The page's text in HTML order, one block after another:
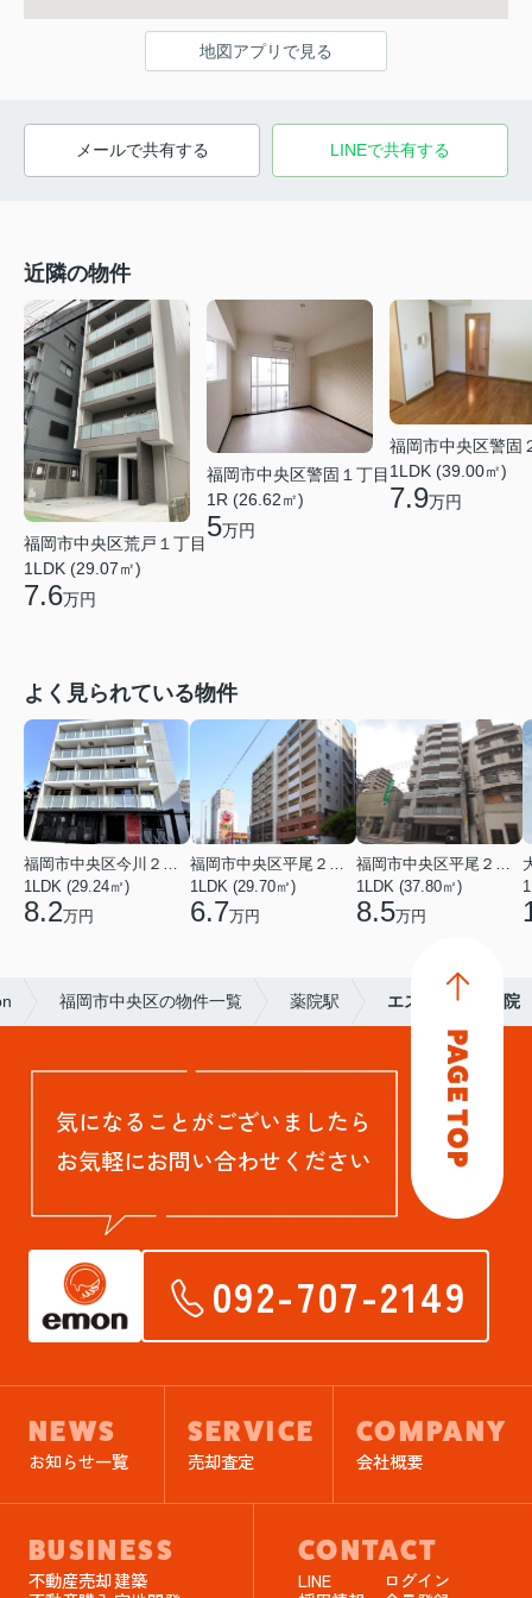
地図アプリで見る
メールで共有する LINEで共有する
近隣の物件
福岡市中央区荒戸１丁目
1LDK (29.07㎡)
7.6万円
福岡市中央区警固１丁目
1R (26.62㎡)
5万円
福岡市中央区警固
1LDK (39.00㎡)
7.9万円
よく見られている物件
1LDK (29.24㎡)
8.2万円
1LDK (29.70㎡)
6.7万円
1LDK (37.80㎡)
8.5万円
福岡市中央区の物件一覧 薬院駅 エストレーア薬院
気になることがございましたら
お気軽にお問い合わせください
092-707-2149
NEWS
お知らせ一覧
SERVICE
売却査定
COMPANY
会社概要
BUSINESS
不動産売却建築
CONTACT
LINE
ログイン